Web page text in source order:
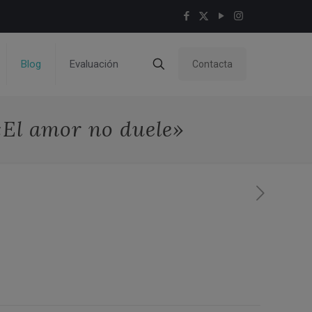
Blog Evaluación Contacta
amor no duele»